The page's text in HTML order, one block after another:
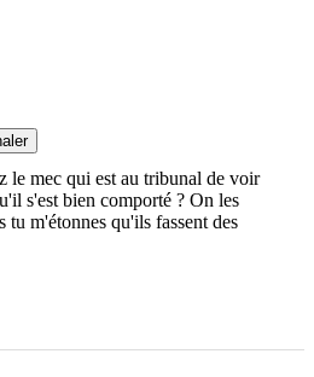
le mec qui est au tribunal de voir
s'est bien comporté ? On les
tu m'étonnes qu'ils fassent des